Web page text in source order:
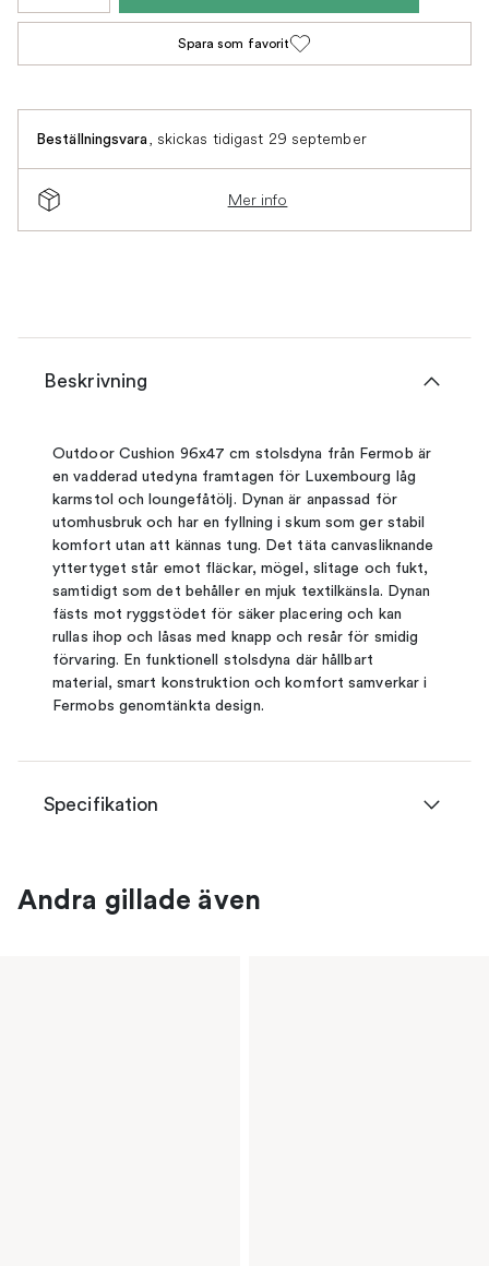
Spara som favorit
Beställningsvara, skickas tidigast 29 september
Mer info
Beskrivning
Outdoor Cushion 96x47 cm stolsdyna från Fermob är
en vadderad utedyna framtagen för Luxembourg låg
karmstol och loungefåtölj. Dynan är anpassad för
utomhusbruk och har en fyllning i skum som ger stabil
komfort utan att kännas tung. Det täta canvasliknande
yttertyget står emot fläckar, mögel, slitage och fukt,
samtidigt som det behåller en mjuk textilkänsla. Dynan
fästs mot ryggstödet för säker placering och kan
rullas ihop och låsas med knapp och resår för smidig
förvaring. En funktionell stolsdyna där hållbart
material, smart konstruktion och komfort samverkar i
Fermobs genomtänkta design.
Specifikation
Andra gillade även